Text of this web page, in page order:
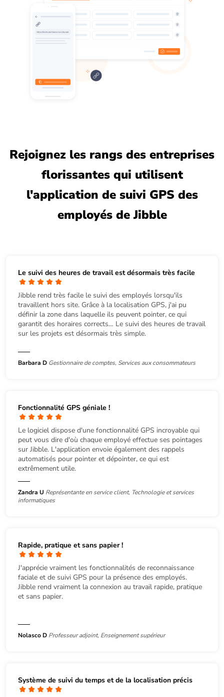
Rejoignez les rangs des entreprises
florissantes qui utilisent
l'application de suivi GPS des
employés de Jibble
Le suivi des heures de travail est désormais très facile
Jibble rend très facile le suivi des employés lorsqu'ils
travaillent hors site. Grâce à la localisation GPS, j'ai pu
définir la zone dans laquelle ils peuvent pointer, ce qui
garantit des horaires corrects… Le suivi des heures de travail
sur les projets est désormais très simple.
Barbara D Gestionnaire de comptes, Services aux consommateurs
Fonctionnalité GPS géniale !
Le logiciel dispose d'une fonctionnalité GPS incroyable qui
peut vous dire d'où chaque employé effectue ses pointages
sur Jibble. L'application envoie également des rappels
automatisés pour pointer et dépointer, ce qui est
extrêmement utile.
Zandra U Représentante en service client, Technologie et services
informatiques
Rapide, pratique et sans papier !
J'apprécie vraiment les fonctionnalités de reconnaissance
faciale et de suivi GPS pour la présence des employés.
Jibble rend vraiment la connexion au travail rapide, pratique
et sans papier.
Nolasco D Professeur adjoint, Enseignement supérieur
Système de suivi du temps et de la localisation précis